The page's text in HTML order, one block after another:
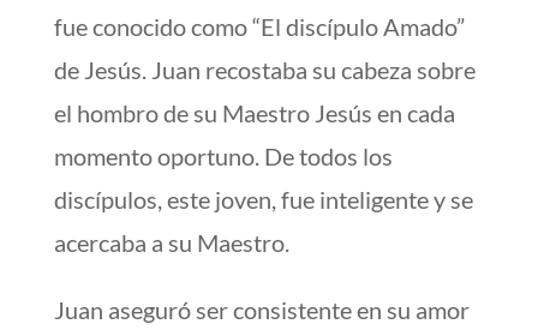
fue conocido como “El discípulo Amado”
de Jesús. Juan recostaba su cabeza sobre
el hombro de su Maestro Jesús en cada
momento oportuno. De todos los
discípulos, este joven, fue inteligente y se
acercaba a su Maestro.
Juan aseguró ser consistente en su amor